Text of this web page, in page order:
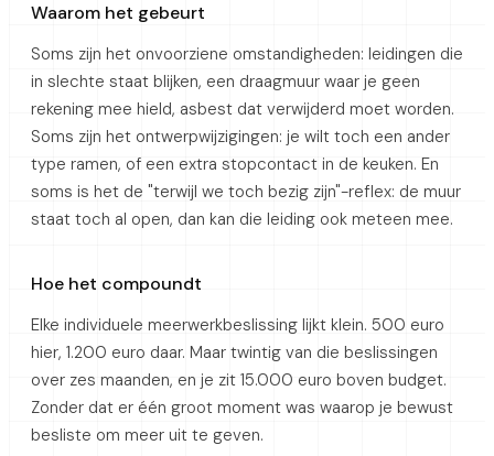
Waarom het gebeurt
Soms zijn het onvoorziene omstandigheden: leidingen die
in slechte staat blijken, een draagmuur waar je geen
rekening mee hield, asbest dat verwijderd moet worden.
Soms zijn het ontwerpwijzigingen: je wilt toch een ander
type ramen, of een extra stopcontact in de keuken. En
soms is het de "terwijl we toch bezig zijn"-reflex: de muur
staat toch al open, dan kan die leiding ook meteen mee.
Hoe het compoundt
Elke individuele meerwerkbeslissing lijkt klein. 500 euro
hier, 1.200 euro daar. Maar twintig van die beslissingen
over zes maanden, en je zit 15.000 euro boven budget.
Zonder dat er één groot moment was waarop je bewust
besliste om meer uit te geven.